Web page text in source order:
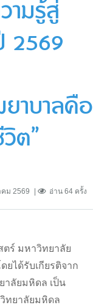
ามรู้สู่
2569
าบาลคือ
ต”
ม 2569 อ่าน 64 ครั้ง
ตร์ มหาวิทยาลัย
ยได้รับเกียรติจาก
าลัยมหิดล เป็น
ทยาลัยมหิดล